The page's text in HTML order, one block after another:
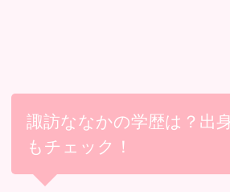
諏訪ななかの学歴は？出
もチェック！